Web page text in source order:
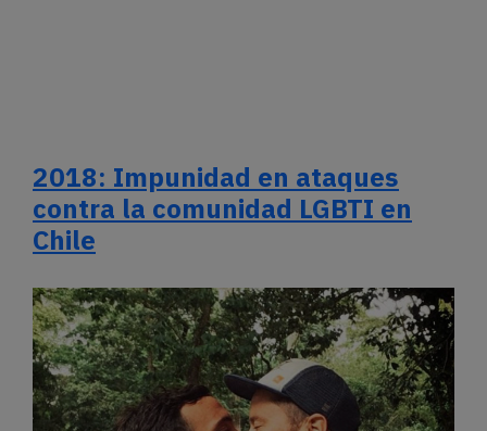
2018: Impunidad en ataques
contra la comunidad LGBTI en
Chile